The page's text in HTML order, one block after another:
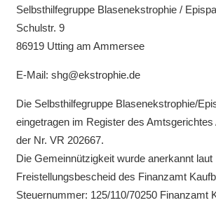
Selbsthilfegruppe Blasenekstrophie /
Schulstr. 9
86919 Utting am Ammersee
E-Mail: shg@ekstrophie.de
Die Selbsthilfegruppe Blasenekstrophie/
eingetragen im Register des Amtsgerichtes
der Nr. VR 202667.
Die Gemeinnützigkeit wurde anerkannt laut
Freistellungsbescheid des Finanzamt
Steuernummer: 125/110/70250 Finanzamt